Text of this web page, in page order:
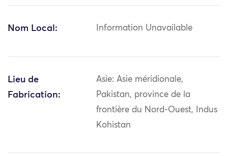
Nom Local: Information Unavailable
Lieu de
Fabrication:
Asie: Asie méridionale,
Pakistan, province de la
frontière du Nord-Ouest, Indus
Kohistan